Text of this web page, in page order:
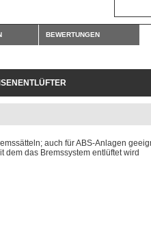
BEWERTUNGEN
auch für ABS-Anlagen
dem das Bremssystem entlüftet wird